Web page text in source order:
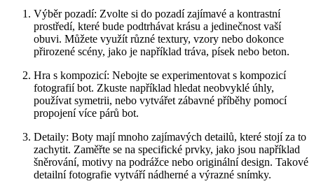
Výběr pozadí: Zvolte si do pozadí ⁣zajímavé ⁣a kontrastní
prostředí, které bude podtrhávat ‍krásu ‌a jedinečnost vaší
obuvi. Můžete využít různé textury, vzory nebo​ dokonce ​
přirozené ‍scény, jako je ‌například tráva, písek nebo beton.
Hra s kompozicí: Nebojte se experimentovat s kompozicí
fotografií bot. Zkuste například⁤ hledat neobvyklé úhly,
používat symetrii, nebo vytvářet zábavné příběhy pomocí
propojení více párů bot.
Detaily: ‌Boty mají mnoho⁤ zajímavých‌ detailů, které stojí‌ za to
zachytit. Zaměřte⁢ se​ na specifické prvky, jako jsou například
šněrování, motivy na podrážce nebo originální design. ⁤Takové
detailní ⁤fotografie vytváří nádherné a výrazné ⁣snímky.